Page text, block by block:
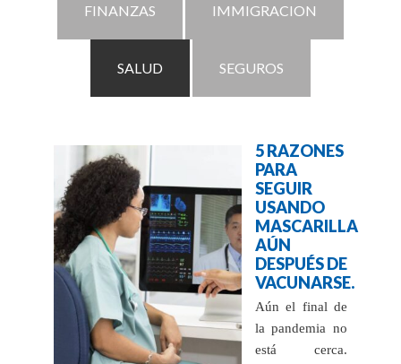
FINANZAS IMMIGRACION
SALUD SEGUROS
5 RAZONES
PARA
SEGUIR
USANDO
MASCARILLA
AÚN
DESPUÉS DE
VACUNARSE.
Aún el final de
la pandemia no
está cerca.